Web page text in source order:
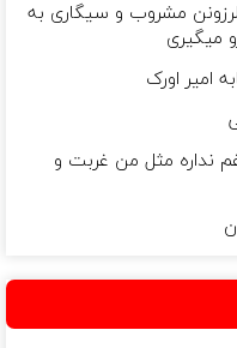
مشروب و سیگاری به
میگیری
امیر اورک
نداره مثل من غربت و